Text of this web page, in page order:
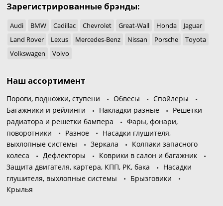
Зарегистрированные брэнды:
Audi BMW Cadillac Chevrolet Great-Wall Honda
Jaguar
Land Rover
Lexus Mercedes-Benz Nissan Porsche
Toyota
Volkswagen
Volvo
Наш ассортимент
Пороги, подножки, ступени Обвесы
Спойлеры
Багажники и рейлинги
Накладки разные
Решетки
радиатора и решетки бампера
Фары, фонари,
поворотники
Разное
Насадки глушителя,
выхлопные системы
Зеркала
Колпаки запасного
колеса
Дефлекторы
Коврики в салон и багажник
Защита двигателя, картера, КПП, РК, бака
Насадки
глушителя, выхлопные системы
Брызговики
Крылья